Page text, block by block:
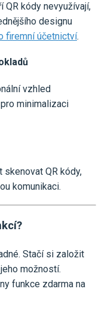
QR kódy nevyužívají,
designu
firemní účetnictví.
vzhled
minimalizaci
QR kódy,
komunikaci.
Stačí si založit
možností.
funkce zdarma na